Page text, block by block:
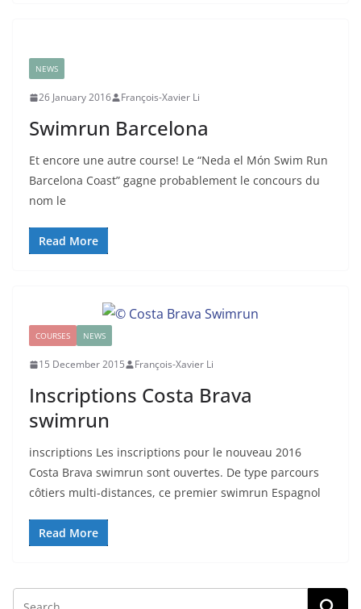
NEWS
26 January 2016 François-Xavier Li
Swimrun Barcelona
Et encore une autre course! Le “Neda el Món Swim Run
Barcelona Coast” gagne probablement le concours du
nom le
Read More
COURSES NEWS
15 December 2015 François-Xavier Li
Inscriptions Costa Brava
swimrun
inscriptions Les inscriptions pour le nouveau 2016
Costa Brava swimrun sont ouvertes. De type parcours
côtiers multi-distances, ce premier swimrun Espagnol
Read More